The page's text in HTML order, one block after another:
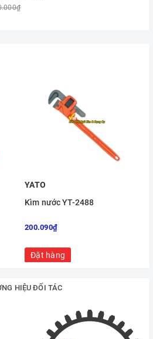
YATO
Kìm nước YT-2488
200.090₫
Đặt hàng
HIỆU ĐỐI TÁC